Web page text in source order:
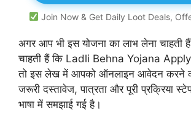
Join Now & Get Daily Loot Deals,
अगर आप भी इस योजना का लाभ लेना चाहती
चाहती हैं कि Ladli Behna Yojana
तो इस लेख में आपको ऑनलाइन आवेदन करने
जरूरी दस्तावेज, पात्रता और पूरी प्रक्रिया
भाषा में समझाई गई है।